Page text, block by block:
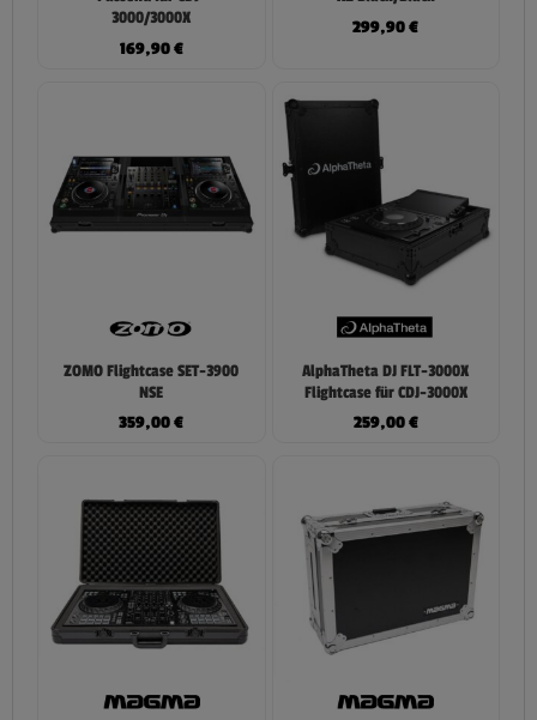
3000/3000X
169,90€
299,90€
ZOMO Flightcase SET-3900
NSE
359,00€
AlphaTheta DJ FLT-3000X
Flightcase für CDJ-3000X
259,00€